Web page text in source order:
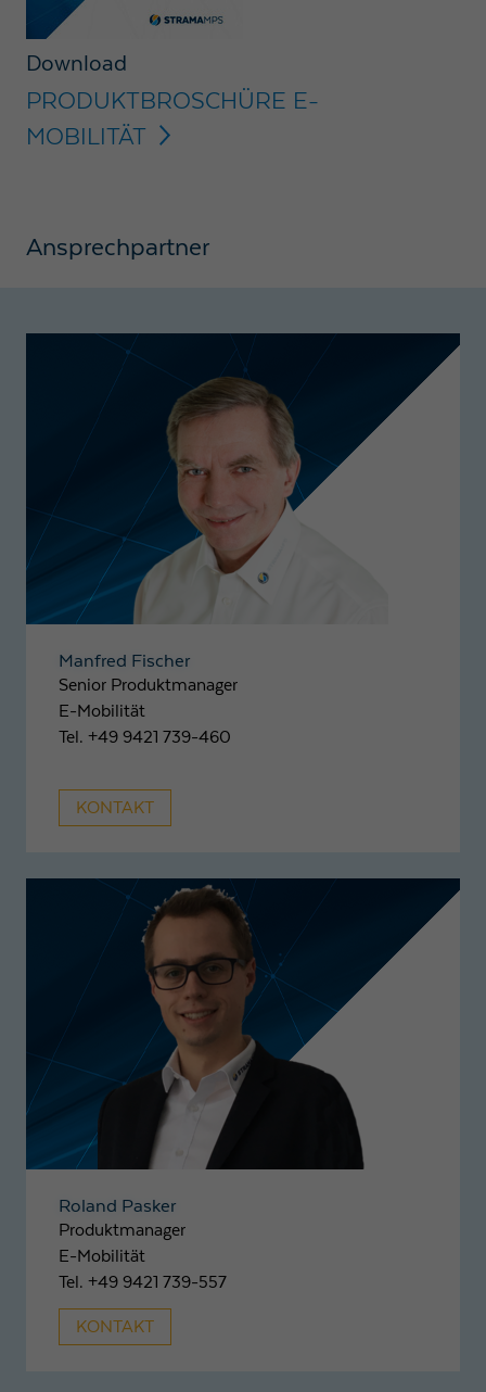
Download
PRODUKTBROSCHÜRE E-
MOBILITÄT
Ansprechpartner
Manfred Fischer
Senior Produktmanager
E-Mobilität
Tel. +49 9421 739-460
KONTAKT
Roland Pasker
Produktmanager
E-Mobilität
Tel. +49 9421 739-557
KONTAKT